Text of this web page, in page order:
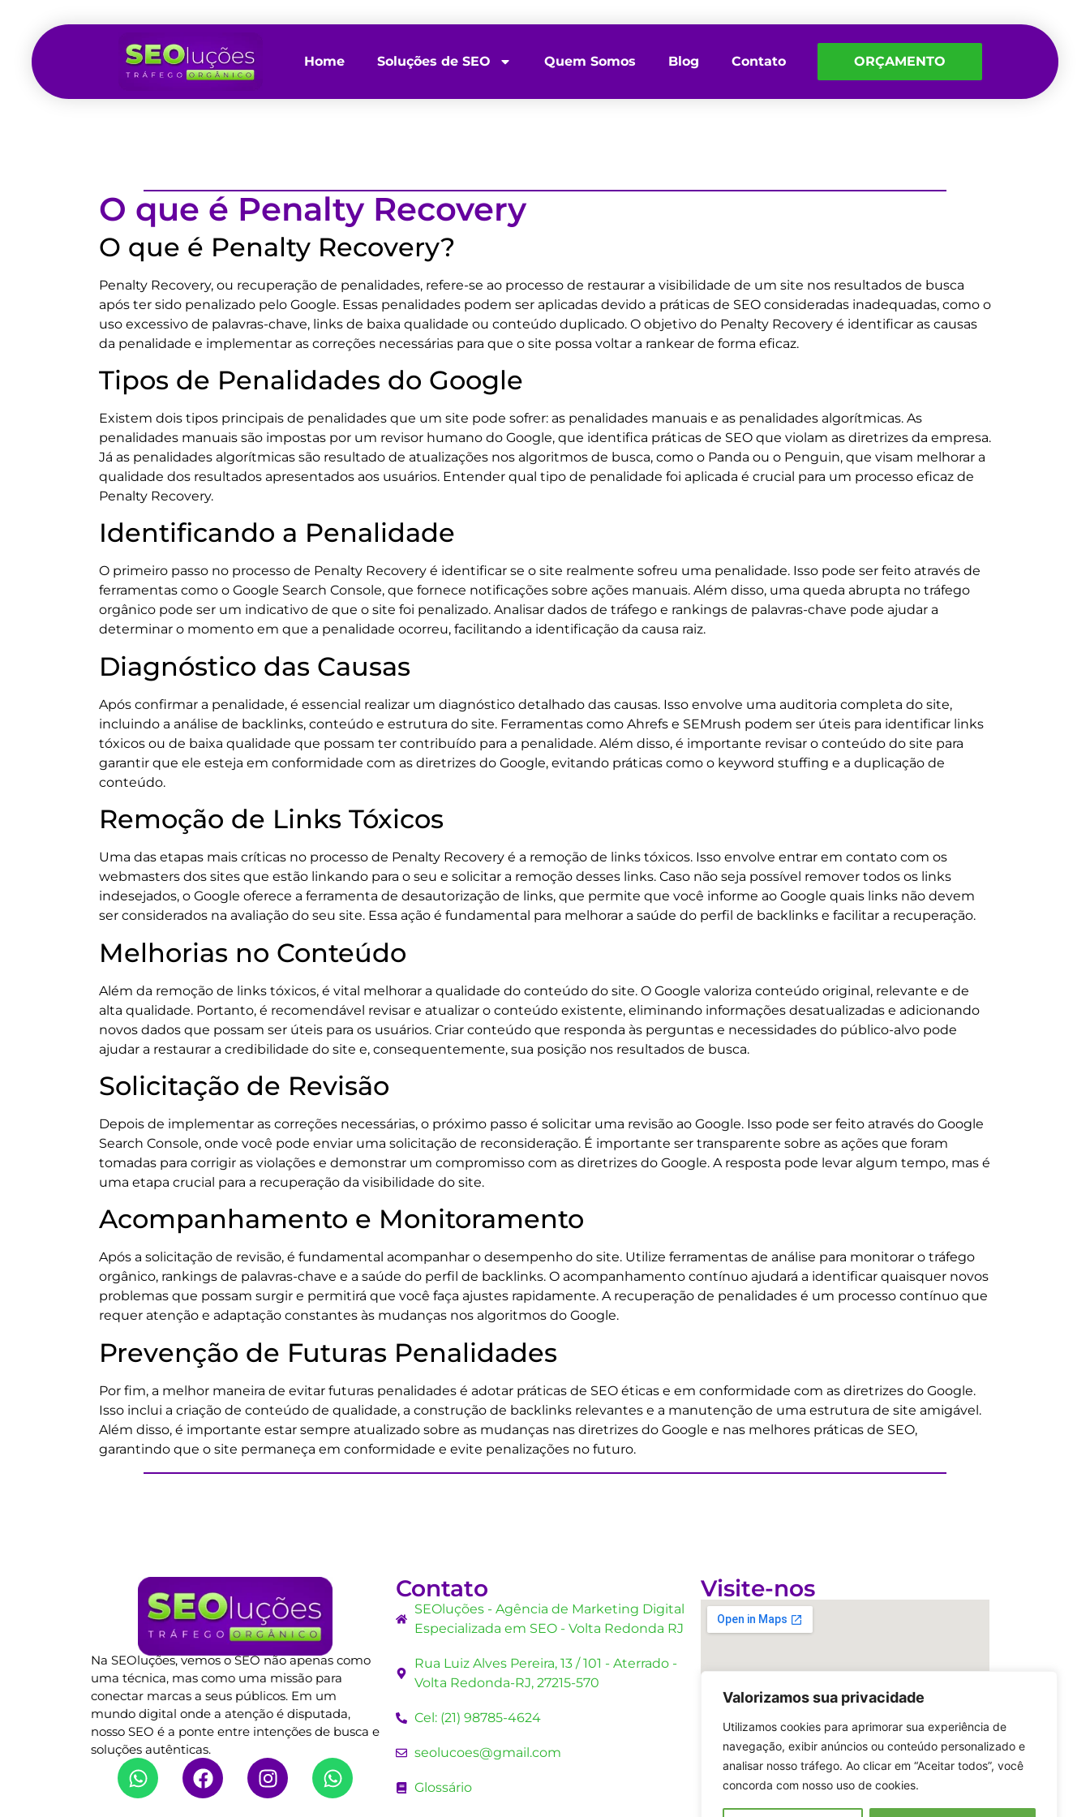
Valorizamos sua privacidade
Utilizamos cookies para aprimorar sua experiência de
navegação, exibir anúncios ou conteúdo personalizado e
analisar nosso tráfego. Ao clicar em “Aceitar todos”, você
concorda com nosso uso de cookies.
Home Soluções de SEO Quem Somos Blog Contato ORÇAMENTO
O que é Penalty Recovery
O que é Penalty Recovery?
Penalty Recovery, ou recuperação de penalidades, refere-se ao processo de restaurar a visibilidade de um site nos resultados de busca
após ter sido penalizado pelo Google. Essas penalidades podem ser aplicadas devido a práticas de SEO consideradas inadequadas, como o
uso excessivo de palavras-chave, links de baixa qualidade ou conteúdo duplicado. O objetivo do Penalty Recovery é identificar as causas
da penalidade e implementar as correções necessárias para que o site possa voltar a rankear de forma eficaz.
Tipos de Penalidades do Google
Existem dois tipos principais de penalidades que um site pode sofrer: as penalidades manuais e as penalidades algorítmicas. As
penalidades manuais são impostas por um revisor humano do Google, que identifica práticas de SEO que violam as diretrizes da empresa.
Já as penalidades algorítmicas são resultado de atualizações nos algoritmos de busca, como o Panda ou o Penguin, que visam melhorar a
qualidade dos resultados apresentados aos usuários. Entender qual tipo de penalidade foi aplicada é crucial para um processo eficaz de
Penalty Recovery.
Identificando a Penalidade
O primeiro passo no processo de Penalty Recovery é identificar se o site realmente sofreu uma penalidade. Isso pode ser feito através de
ferramentas como o Google Search Console, que fornece notificações sobre ações manuais. Além disso, uma queda abrupta no tráfego
orgânico pode ser um indicativo de que o site foi penalizado. Analisar dados de tráfego e rankings de palavras-chave pode ajudar a
determinar o momento em que a penalidade ocorreu, facilitando a identificação da causa raiz.
Diagnóstico das Causas
Após confirmar a penalidade, é essencial realizar um diagnóstico detalhado das causas. Isso envolve uma auditoria completa do site,
incluindo a análise de backlinks, conteúdo e estrutura do site. Ferramentas como Ahrefs e SEMrush podem ser úteis para identificar links
tóxicos ou de baixa qualidade que possam ter contribuído para a penalidade. Além disso, é importante revisar o conteúdo do site para
garantir que ele esteja em conformidade com as diretrizes do Google, evitando práticas como o keyword stuffing e a duplicação de
conteúdo.
Remoção de Links Tóxicos
Uma das etapas mais críticas no processo de Penalty Recovery é a remoção de links tóxicos. Isso envolve entrar em contato com os
webmasters dos sites que estão linkando para o seu e solicitar a remoção desses links. Caso não seja possível remover todos os links
indesejados, o Google oferece a ferramenta de desautorização de links, que permite que você informe ao Google quais links não devem
ser considerados na avaliação do seu site. Essa ação é fundamental para melhorar a saúde do perfil de backlinks e facilitar a recuperação.
Melhorias no Conteúdo
Além da remoção de links tóxicos, é vital melhorar a qualidade do conteúdo do site. O Google valoriza conteúdo original, relevante e de
alta qualidade. Portanto, é recomendável revisar e atualizar o conteúdo existente, eliminando informações desatualizadas e adicionando
novos dados que possam ser úteis para os usuários. Criar conteúdo que responda às perguntas e necessidades do público-alvo pode
ajudar a restaurar a credibilidade do site e, consequentemente, sua posição nos resultados de busca.
Solicitação de Revisão
Depois de implementar as correções necessárias, o próximo passo é solicitar uma revisão ao Google. Isso pode ser feito através do Google
Search Console, onde você pode enviar uma solicitação de reconsideração. É importante ser transparente sobre as ações que foram
tomadas para corrigir as violações e demonstrar um compromisso com as diretrizes do Google. A resposta pode levar algum tempo, mas é
uma etapa crucial para a recuperação da visibilidade do site.
Acompanhamento e Monitoramento
Após a solicitação de revisão, é fundamental acompanhar o desempenho do site. Utilize ferramentas de análise para monitorar o tráfego
orgânico, rankings de palavras-chave e a saúde do perfil de backlinks. O acompanhamento contínuo ajudará a identificar quaisquer novos
problemas que possam surgir e permitirá que você faça ajustes rapidamente. A recuperação de penalidades é um processo contínuo que
requer atenção e adaptação constantes às mudanças nos algoritmos do Google.
Prevenção de Futuras Penalidades
Por fim, a melhor maneira de evitar futuras penalidades é adotar práticas de SEO éticas e em conformidade com as diretrizes do Google.
Isso inclui a criação de conteúdo de qualidade, a construção de backlinks relevantes e a manutenção de uma estrutura de site amigável.
Além disso, é importante estar sempre atualizado sobre as mudanças nas diretrizes do Google e nas melhores práticas de SEO,
garantindo que o site permaneça em conformidade e evite penalizações no futuro.
Na SEOluções, vemos o SEO não apenas como
uma técnica, mas como uma missão para
conectar marcas a seus públicos. Em um
mundo digital onde a atenção é disputada,
nosso SEO é a ponte entre intenções de busca e
soluções autênticas.
Contato
SEOluções - Agência de Marketing Digital
Especializada em SEO - Volta Redonda RJ
Rua Luiz Alves Pereira, 13 / 101 - Aterrado -
Volta Redonda-RJ, 27215-570
Cel: (21) 98785-4624
seolucoes@gmail.com
Glossário
Visite-nos